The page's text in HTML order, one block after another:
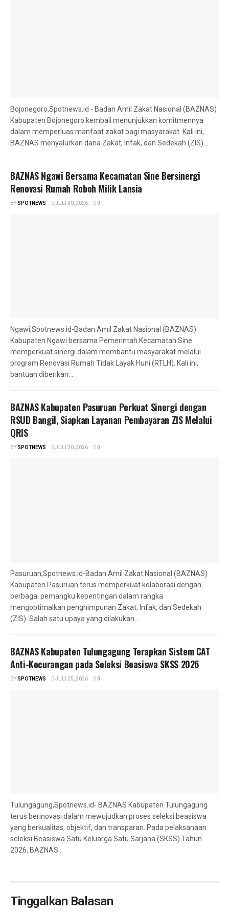
Bojonegoro,Spotnews.id - Badan Amil Zakat Nasional (BAZNAS)
Kabupaten Bojonegoro kembali menunjukkan komitmennya
dalam memperluas manfaat zakat bagi masyarakat. Kali ini,
BAZNAS menyalurkan dana Zakat, Infak, dan Sedekah (ZIS)...
BAZNAS Ngawi Bersama Kecamatan Sine Bersinergi
Renovasi Rumah Roboh Milik Lansia
BYSPOTNEWS JULI 30, 2026 0
Ngawi,Spotnews.id-Badan Amil Zakat Nasional (BAZNAS)
Kabupaten Ngawi bersama Pemerintah Kecamatan Sine
memperkuat sinergi dalam membantu masyarakat melalui
program Renovasi Rumah Tidak Layak Huni (RTLH). Kali ini,
bantuan diberikan...
BAZNAS Kabupaten Pasuruan Perkuat Sinergi dengan
RSUD Bangil, Siapkan Layanan Pembayaran ZIS Melalui
QRIS
BYSPOTNEWS JULI 30, 2026 0
Pasuruan,Spotnews.id-Badan Amil Zakat Nasional (BAZNAS)
Kabupaten Pasuruan terus memperkuat kolaborasi dengan
berbagai pemangku kepentingan dalam rangka
mengoptimalkan penghimpunan Zakat, Infak, dan Sedekah
(ZIS). Salah satu upaya yang dilakukan...
BAZNAS Kabupaten Tulungagung Terapkan Sistem CAT
Anti-Kecurangan pada Seleksi Beasiswa SKSS 2026
BYSPOTNEWS JULI 25, 2026 0
Tulungagung,Spotnews.id- BAZNAS Kabupaten Tulungagung
terus berinovasi dalam mewujudkan proses seleksi beasiswa
yang berkualitas, objektif, dan transparan. Pada pelaksanaan
seleksi Beasiswa Satu Keluarga Satu Sarjana (SKSS) Tahun
2026, BAZNAS...
Tinggalkan Balasan